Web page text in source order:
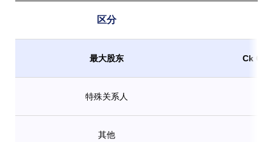
区分
最大股东 Ck
特殊关系人
其他